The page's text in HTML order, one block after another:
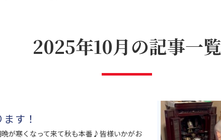
2025年10月の記事一覧
す！
が寒くなって来て秋も本番♪皆様いかがお